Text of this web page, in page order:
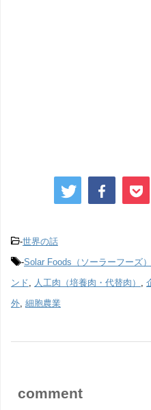
-世界の話
-Solar Foods（ソーラーフーズ）
ンド
人工肉（培養肉・代替肉）
外 細胞農業
comment